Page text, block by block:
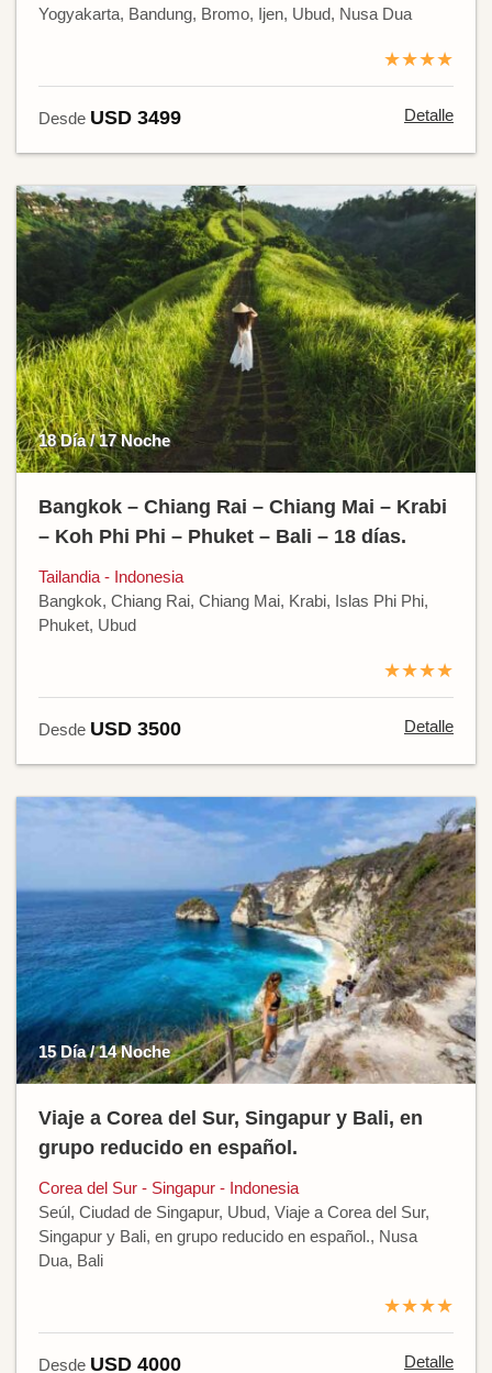
Yogyakarta, Bandung, Bromo, Ijen, Ubud, Nusa Dua
★★★★
Desde USD 3499 Detalle
18 Día / 17 Noche
Bangkok – Chiang Rai – Chiang Mai – Krabi
– Koh Phi Phi – Phuket – Bali – 18 días.
Tailandia - Indonesia
Bangkok, Chiang Rai, Chiang Mai, Krabi, Islas Phi Phi,
Phuket, Ubud
★★★★
Desde USD 3500 Detalle
15 Día / 14 Noche
Viaje a Corea del Sur, Singapur y Bali, en
grupo reducido en español.
Corea del Sur - Singapur - Indonesia
Seúl, Ciudad de Singapur, Ubud, Viaje a Corea del Sur,
Singapur y Bali, en grupo reducido en español., Nusa
Dua, Bali
★★★★
Desde USD 4000 Detalle